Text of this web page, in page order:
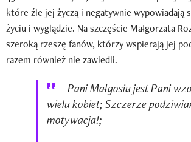
które źle jej życzą i negatywnie wypowiadają
życiu i wyglądzie. Na szczęście Małgorzata
szeroką rzeszę fanów, którzy wspierają jej
razem również nie zawiedli.
- Pani Małgosiu jest Pani
wielu kobiet; Szczerze
motywacja!;